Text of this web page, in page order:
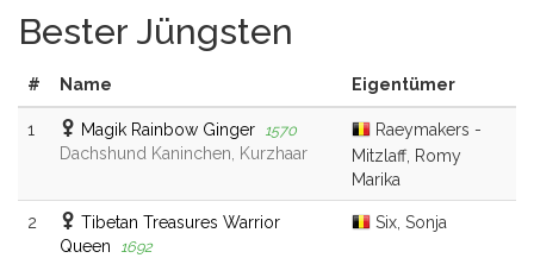
Bester Jüngsten
# Name Eigentümer
1 Magik Rainbow Ginger 1570
Dachshund Kaninchen, Kurzhaar
Raeymakers -
Mitzlaff, Romy
Marika
2
Tibetan Treasures Warrior
Queen
1692
Six, Sonja